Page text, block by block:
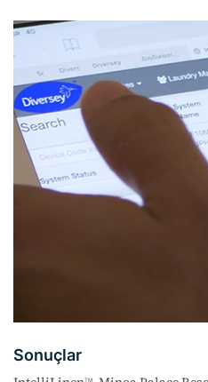
Sonuçlar
TM